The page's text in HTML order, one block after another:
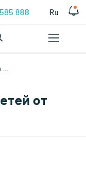
888 Ru
...
от